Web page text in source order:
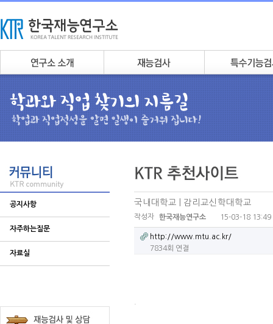
공지사항
자주하는질문
자료실
국내대학교 | 감리교신학대학교
작성자 한국재능연구소 15-03-18 13:49
http://www.mtu.ac.kr/
7834회 연결